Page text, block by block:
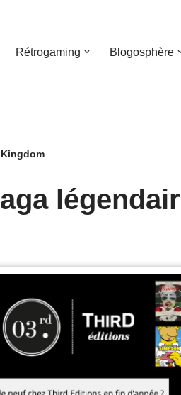
Rétrogaming Blogosphère